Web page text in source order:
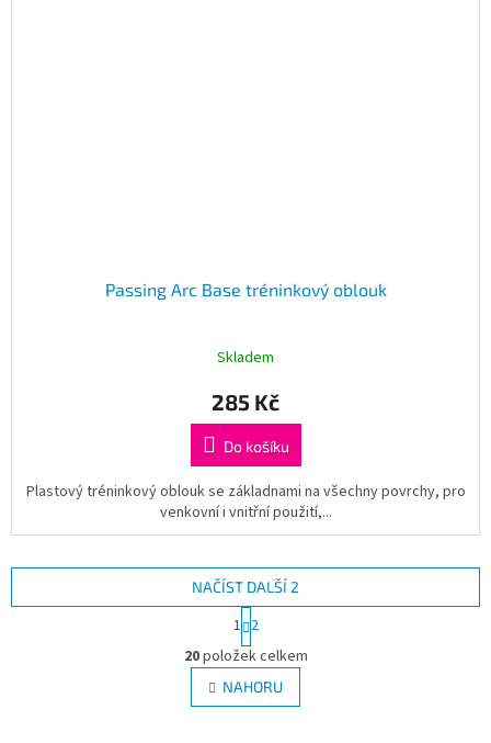
Passing Arc Base tréninkový oblouk
Skladem
285 Kč
Do košíku
Plastový tréninkový oblouk se základnami na všechny povrchy, pro
venkovní i vnitřní použití,...
O
v
l
á
NAČÍST DALŠÍ 2
S
t
r
á
n
k
1 2
20položek celkem
NAHORU